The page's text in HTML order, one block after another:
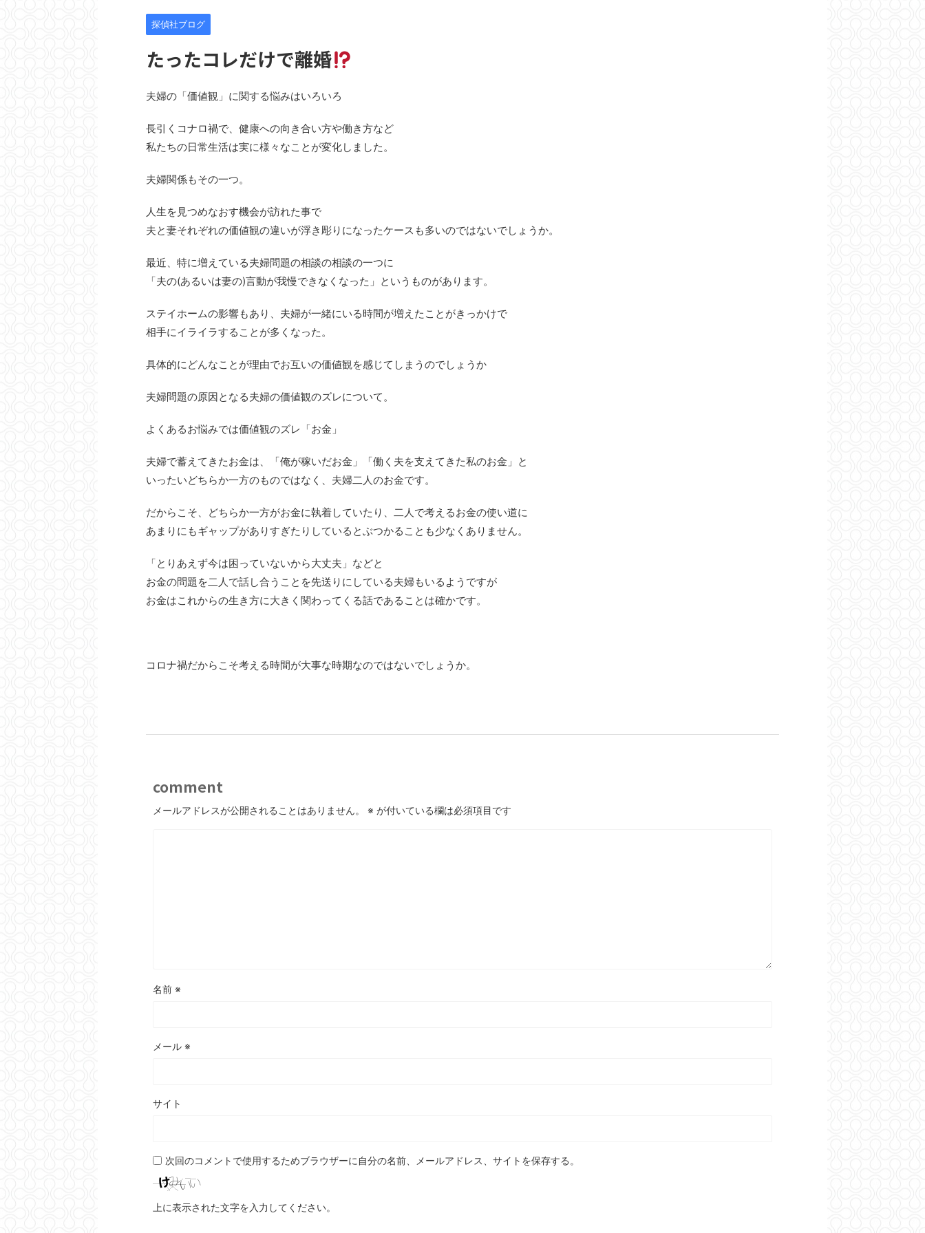
探偵社ブログ
たったコレだけで離婚
夫婦の「価値観」に関する悩みはいろいろ
長引くコナロ禍で、健康への向き合い方や働き方など
私たちの日常生活は実に様々なことが変化しました。
夫婦関係もその一つ。
人生を見つめなおす機会が訪れた事で
夫と妻それぞれの価値観の違いが浮き彫りになったケースも多いのではないでしょうか。
最近、特に増えている夫婦問題の相談の相談の一つに
「夫の(あるいは妻の)言動が我慢できなくなった」というものがあります。
ステイホームの影響もあり、夫婦が一緒にいる時間が増えたことがきっかけで
相手にイライラすることが多くなった。
具体的にどんなことが理由でお互いの価値観を感じてしまうのでしょうか
夫婦問題の原因となる夫婦の価値観のズレについて。
よくあるお悩みでは価値観のズレ「お金」
夫婦で蓄えてきたお金は、「俺が稼いだお金」「働く夫を支えてきた私のお金」と
いったいどちらか一方のものではなく、夫婦二人のお金です。
だからこそ、どちらか一方がお金に執着していたり、二人で考えるお金の使い道に
あまりにもギャップがありすぎたりしているとぶつかることも少なくありません。
「とりあえず今は困っていないから大丈夫」などと
お金の問題を二人で話し合うことを先送りにしている夫婦もいるようですが
お金はこれからの生き方に大きく関わってくる話であることは確かです。
コロナ禍だからこそ考える時間が大事な時期なのではないでしょうか。
comment
メールアドレスが公開されることはありません。 ※ が付いている欄は必須項目です
名前 ※
メール ※
サイト
次回のコメントで使用するためブラウザーに自分の名前、メールアドレス、サイトを保存する。
上に表示された文字を入力してください。